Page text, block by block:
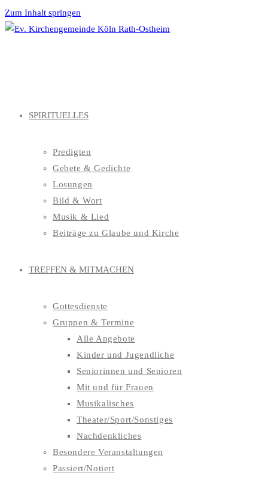
Zum Inhalt springen
SPIRITUELLES
Predigten
Gebete & Gedichte
Losungen
Bild & Wort
Musik & Lied
Beiträge zu Glaube und Kirche
TREFFEN & MITMACHEN
Gottesdienste
Gruppen & Termine
Alle Angebote
Kinder und Jugendliche
Seniorinnen und Senioren
Mit und für Frauen
Musikalisches
Theater/Sport/Sonstiges
Nachdenkliches
Besondere Veranstaltungen
Passiert/Notiert